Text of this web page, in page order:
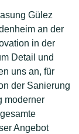
Gülez
an der
in der
Detail und
uns an, für
der Sanierung
moderner
Angebot